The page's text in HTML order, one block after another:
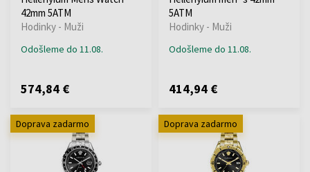
42mm 5ATM
Hodinky - Muži
Odošleme do 11.08.
574,84 €
5ATM
Hodinky - Muži
Odošleme do 11.08.
414,94 €
Doprava zadarmo Doprava zadarmo